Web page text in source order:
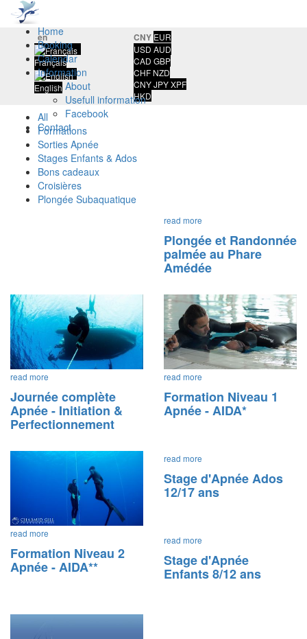
en
Français
English
CNY EUR
USD AUD
CAD GBP
CHF NZD
CNYJPYXPF
HKD
Home
Booking
Calendar
Information
About
Usefull information
Facebook
Contact
All
Formations
Sorties Apnée
Stages Enfants & Ados
Bons cadeaux
Croisières
Plongée Subaquatique
read more
Plongée et Randonnée
palmée au Phare
Amédée
read more
Journée complète
Apnée - Initiation &
Perfectionnement
read more
Formation Niveau 1
Apnée - AIDA*
read more
Formation Niveau 2
Apnée - AIDA**
read more
Stage d'Apnée Ados
12/17 ans
read more
Stage d'Apnée
Enfants 8/12 ans